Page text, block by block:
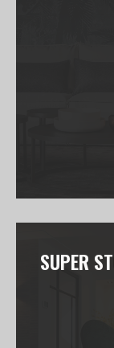
SUPER